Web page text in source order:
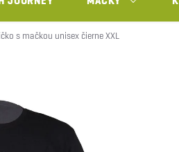
s mačkou unisex čierne XXL